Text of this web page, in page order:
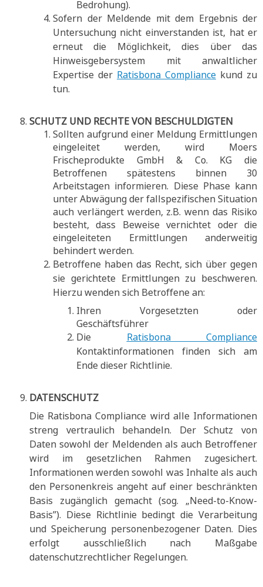
Bedrohung).
Sofern der Meldende mit dem Ergebnis der
Untersuchung nicht einverstanden ist, hat er
erneut die Möglichkeit, dies über das
Hinweisgebersystem mit anwaltlicher
Expertise der Ratisbona Compliance kund zu
tun.
SCHUTZ UND RECHTE VON BESCHULDIGTEN
Sollten aufgrund einer Meldung Ermittlungen
eingeleitet werden, wird Moers
Frischeprodukte GmbH & Co. KG die
Betroffenen spätestens binnen 30
Arbeitstagen informieren. Diese Phase kann
unter Abwägung der fallspezifischen Situation
auch verlängert werden, z.B. wenn das Risiko
besteht, dass Beweise vernichtet oder die
eingeleiteten Ermittlungen anderweitig
behindert werden.
Betroffene haben das Recht, sich über gegen
sie gerichtete Ermittlungen zu beschweren.
Hierzu wenden sich Betroffene an:
Ihren Vorgesetzten oder
Geschäftsführer
Die Ratisbona Compliance
Kontaktinformationen finden sich am
Ende dieser Richtlinie.
DATENSCHUTZ
Die Ratisbona Compliance wird alle Informationen
streng vertraulich behandeln. Der Schutz von
Daten sowohl der Meldenden als auch Betroffener
wird im gesetzlichen Rahmen zugesichert.
Informationen werden sowohl was Inhalte als auch
den Personenkreis angeht auf einer beschränkten
Basis zugänglich gemacht (sog. „Need-to-Know-
Basis”). Diese Richtlinie bedingt die Verarbeitung
und Speicherung personenbezogener Daten. Dies
erfolgt ausschließlich nach Maßgabe
datenschutzrechtlicher Regelungen.